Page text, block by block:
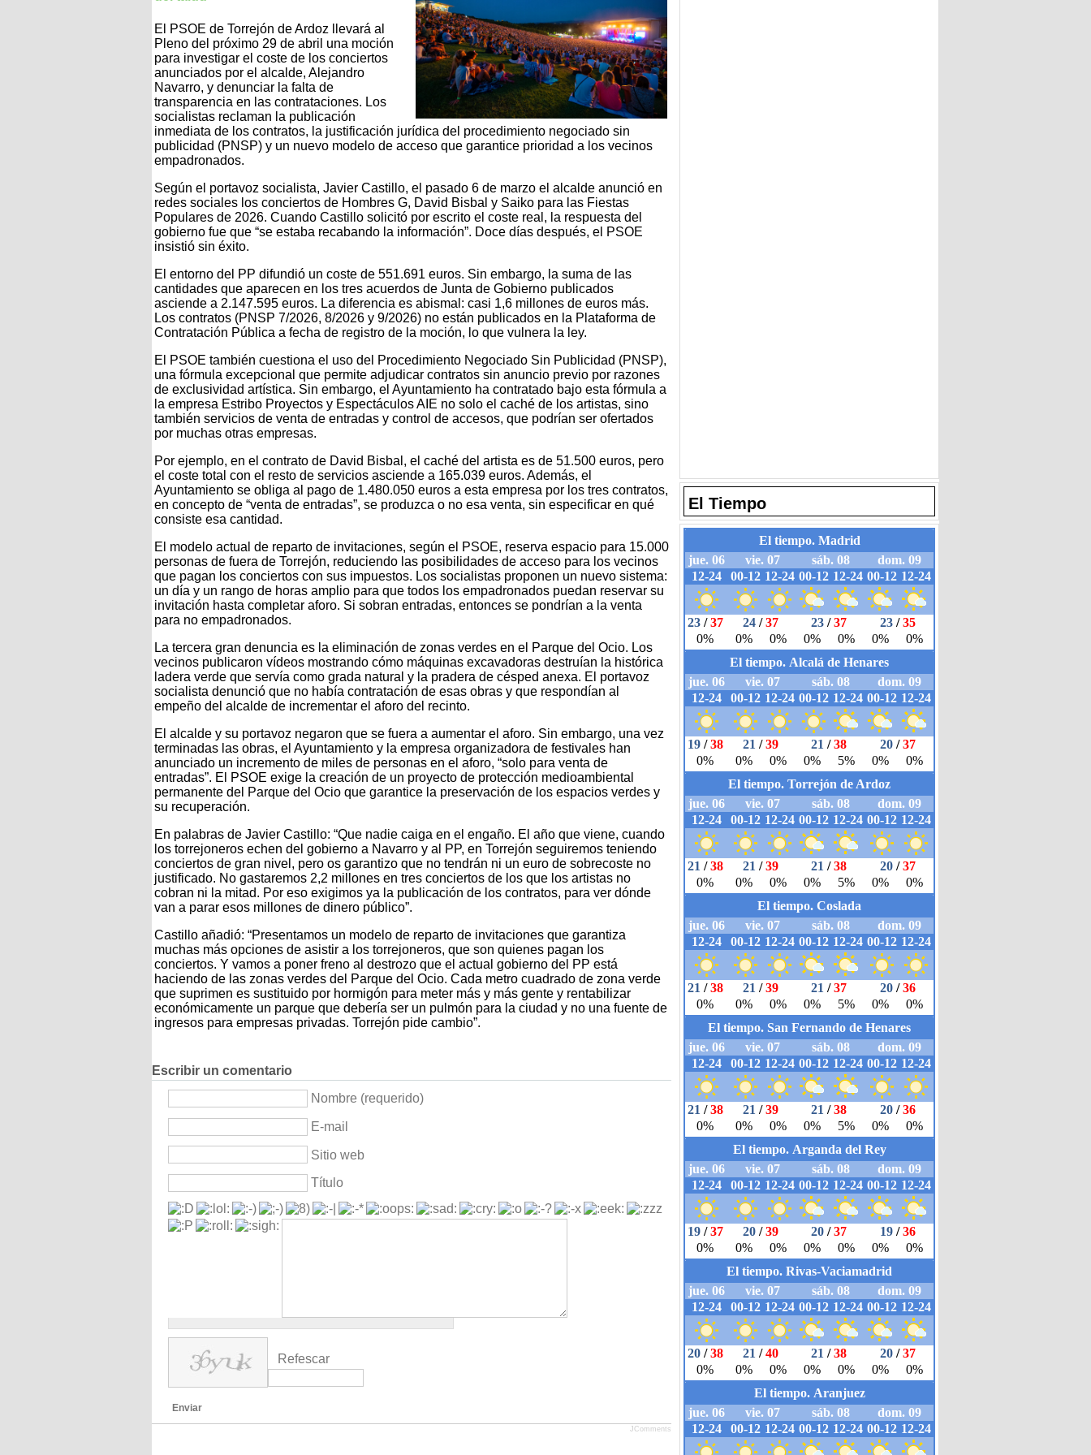
El PSOE de Torrejón de Ardoz llevará al
Pleno del próximo 29 de abril una moción
para investigar el coste de los conciertos
anunciados por el alcalde, Alejandro
Navarro, y denunciar la falta de
transparencia en las contrataciones. Los
socialistas reclaman la publicación
inmediata de los contratos, la justificación jurídica del procedimiento negociado sin
publicidad (PNSP) y un nuevo modelo de acceso que garantice prioridad a los vecinos
empadronados.
Según el portavoz socialista, Javier Castillo, el pasado 6 de marzo el alcalde anunció en
redes sociales los conciertos de Hombres G, David Bisbal y Saiko para las Fiestas
Populares de 2026. Cuando Castillo solicitó por escrito el coste real, la respuesta del
gobierno fue que “se estaba recabando la información”. Doce días después, el PSOE
insistió sin éxito.
El entorno del PP difundió un coste de 551.691 euros. Sin embargo, la suma de las
cantidades que aparecen en los tres acuerdos de Junta de Gobierno publicados
asciende a 2.147.595 euros. La diferencia es abismal: casi 1,6 millones de euros más.
Los contratos (PNSP 7/2026, 8/2026 y 9/2026) no están publicados en la Plataforma de
Contratación Pública a fecha de registro de la moción, lo que vulnera la ley.
El PSOE también cuestiona el uso del Procedimiento Negociado Sin Publicidad (PNSP),
una fórmula excepcional que permite adjudicar contratos sin anuncio previo por razones
de exclusividad artística. Sin embargo, el Ayuntamiento ha contratado bajo esta fórmula a
la empresa Estribo Proyectos y Espectáculos AIE no solo el caché de los artistas, sino
también servicios de venta de entradas y control de accesos, que podrían ser ofertados
por muchas otras empresas.
Por ejemplo, en el contrato de David Bisbal, el caché del artista es de 51.500 euros, pero
el coste total con el resto de servicios asciende a 165.039 euros. Además, el
Ayuntamiento se obliga al pago de 1.480.050 euros a esta empresa por los tres contratos,
en concepto de “venta de entradas”, se produzca o no esa venta, sin especificar en qué
consiste esa cantidad.
El modelo actual de reparto de invitaciones, según el PSOE, reserva espacio para 15.000
personas de fuera de Torrejón, reduciendo las posibilidades de acceso para los vecinos
que pagan los conciertos con sus impuestos. Los socialistas proponen un nuevo sistema:
un día y un rango de horas amplio para que todos los empadronados puedan reservar su
invitación hasta completar aforo. Si sobran entradas, entonces se pondrían a la venta
para no empadronados.
La tercera gran denuncia es la eliminación de zonas verdes en el Parque del Ocio. Los
vecinos publicaron vídeos mostrando cómo máquinas excavadoras destruían la histórica
ladera verde que servía como grada natural y la pradera de césped anexa. El portavoz
socialista denunció que no había contratación de esas obras y que respondían al
empeño del alcalde de incrementar el aforo del recinto.
El alcalde y su portavoz negaron que se fuera a aumentar el aforo. Sin embargo, una vez
terminadas las obras, el Ayuntamiento y la empresa organizadora de festivales han
anunciado un incremento de miles de personas en el aforo, “solo para venta de
entradas”. El PSOE exige la creación de un proyecto de protección medioambiental
permanente del Parque del Ocio que garantice la preservación de los espacios verdes y
su recuperación.
En palabras de Javier Castillo: “Que nadie caiga en el engaño. El año que viene, cuando
los torrejoneros echen del gobierno a Navarro y al PP, en Torrejón seguiremos teniendo
conciertos de gran nivel, pero os garantizo que no tendrán ni un euro de sobrecoste no
justificado. No gastaremos 2,2 millones en tres conciertos de los que los artistas no
cobran ni la mitad. Por eso exigimos ya la publicación de los contratos, para ver dónde
van a parar esos millones de dinero público”.
Castillo añadió: “Presentamos un modelo de reparto de invitaciones que garantiza
muchas más opciones de asistir a los torrejoneros, que son quienes pagan los
conciertos. Y vamos a poner freno al destrozo que el actual gobierno del PP está
haciendo de las zonas verdes del Parque del Ocio. Cada metro cuadrado de zona verde
que suprimen es sustituido por hormigón para meter más y más gente y rentabilizar
económicamente un parque que debería ser un pulmón para la ciudad y no una fuente de
ingresos para empresas privadas. Torrejón pide cambio”.
Escribir un comentario
Nombre (requerido)
E-mail
Sitio web
Título
Refescar
Enviar
JComments
El Tiempo